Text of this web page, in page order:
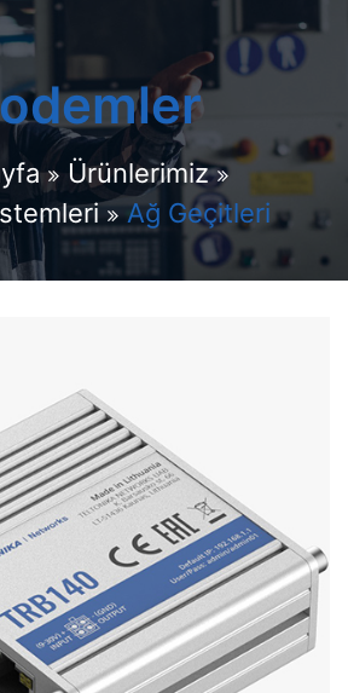
Ürünlerimiz
Ağ Geçitleri